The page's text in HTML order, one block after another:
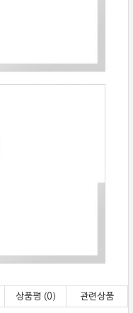
상품평 (0) 관련상품